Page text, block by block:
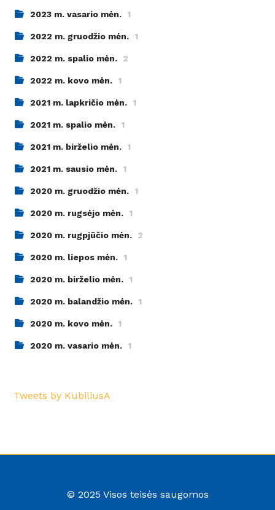
2023 m. vasario mėn. 1
2022 m. gruodžio mėn. 1
2022 m. spalio mėn. 2
2022 m. kovo mėn. 1
2021 m. lapkričio mėn. 1
2021 m. spalio mėn. 1
2021 m. birželio mėn. 1
2021 m. sausio mėn. 1
2020 m. gruodžio mėn. 1
2020 m. rugsėjo mėn. 1
2020 m. rugpjūčio mėn. 2
2020 m. liepos mėn. 1
2020 m. birželio mėn. 1
2020 m. balandžio mėn. 1
2020 m. kovo mėn. 1
2020 m. vasario mėn. 1
Tweets by KubiliusA
© 2025 Visos teisės saugomos